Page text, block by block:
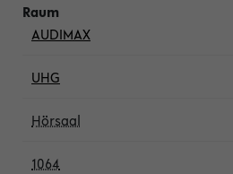
AUDIMAX
UHG
Hörsaal
1064